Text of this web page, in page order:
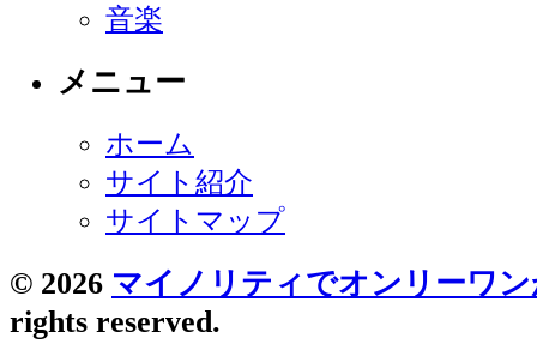
音楽
メニュー
ホーム
サイト紹介
サイトマップ
© 2026 マイノリティでオンリーワ
rights reserved.